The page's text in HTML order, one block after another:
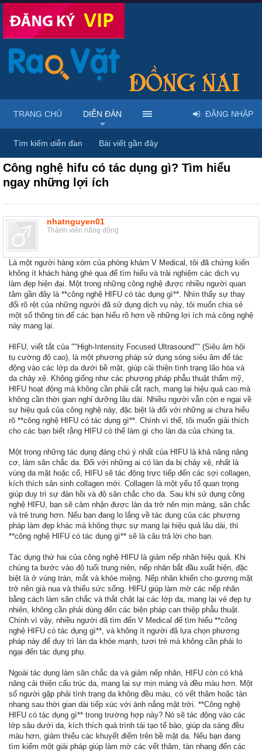
Diễn đàn ... Dược phẩm, y tế & sách báo
Công nghệ hifu có tác dụng gì? Tìm hiểu
ngay những lợi ích
nhatnguyen01
Thành viên năng động
Là một người hàng xóm của phòng khám V Medical, tôi đã chứng kiến
không ít khách hàng ghé qua để tìm hiểu và trải nghiệm các dịch vụ
làm đẹp hiện đại. Một trong những công nghệ được nhiều người quan
tâm gần đây là **công nghệ HIFU có tác dụng gì**. Nhìn thấy sự thay
đổi rõ rệt của những người đã sử dụng dịch vụ này, tôi muốn chia sẻ
một số thông tin để các bạn hiểu rõ hơn về những lợi ích mà công nghệ
này mang lại.
HIFU, viết tắt của ""High-Intensity Focused Ultrasound"" (Siêu âm hội
tụ cường độ cao), là một phương pháp sử dụng sóng siêu âm để tác
động vào các lớp da dưới bề mặt, giúp cải thiện tình trạng lão hóa và
da chảy xệ. Không giống như các phương pháp phẫu thuật thẩm mỹ,
HIFU hoạt động mà không cần phải cắt rạch, mang lại hiệu quả cao mà
không cần thời gian nghỉ dưỡng lâu dài. Nhiều người vẫn còn e ngại về
sự hiệu quả của công nghệ này, đặc biệt là đối với những ai chưa hiểu
rõ **công nghệ HIFU có tác dụng gì**. Chính vì thế, tôi muốn giải thích
cho các bạn biết rằng HIFU có thể làm gì cho làn da của chúng ta.
Một trong những tác dụng đáng chú ý nhất của HIFU là khả năng nâng
cơ, làm săn chắc da. Đối với những ai có làn da bị chảy xệ, nhất là
vùng da mặt hoặc cổ, HIFU sẽ tác động trực tiếp đến các sợi collagen,
kích thích sản sinh collagen mới. Collagen là một yếu tố quan trọng
giúp duy trì sự đàn hồi và độ săn chắc cho da. Sau khi sử dụng công
nghệ HIFU, bạn sẽ cảm nhận được làn da trở nên mịn màng, săn chắc
và trẻ trung hơn. Nếu bạn đang lo lắng về tác dụng của các phương
pháp làm đẹp khác mà không thực sự mang lại hiệu quả lâu dài, thì
**công nghệ HIFU có tác dụng gì** sẽ là câu trả lời cho bạn.
Tác dụng thứ hai của công nghệ HIFU là giảm nếp nhăn hiệu quả. Khi
chúng ta bước vào độ tuổi trung niên, nếp nhăn bắt đầu xuất hiện, đặc
biệt là ở vùng trán, mắt và khóe miệng. Nếp nhăn khiến cho gương mặt
trở nên già nua và thiếu sức sống. HIFU giúp làm mờ các nếp nhăn
bằng cách làm săn chắc và thắt chặt lại các lớp da, mang lại vẻ đẹp tự
nhiên, không cần phải dùng đến các biện pháp can thiệp phẫu thuật.
Chính vì vậy, nhiều người đã tìm đến V Medical để tìm hiểu **công
nghệ HIFU có tác dụng gì**, và không ít người đã lựa chọn phương
pháp này để duy trì làn da khỏe mạnh, tươi trẻ mà không cần phải lo
ngại đến tác dụng phụ.
Ngoài tác dụng làm săn chắc da và giảm nếp nhăn, HIFU còn có khả
năng cải thiện cấu trúc da, mang lại sự mịn màng và đều màu hơn. Một
số người gặp phải tình trạng da không đều màu, có vết thâm hoặc tàn
nhang sau thời gian dài tiếp xúc với ánh nắng mặt trời. **Công nghệ
HIFU có tác dụng gì** trong trường hợp này? Nó sẽ tác động vào các
lớp sâu dưới da, kích thích quá trình tái tạo tế bào, giúp da sáng đều
màu hơn, giảm thiểu các khuyết điểm trên bề mặt da. Nếu bạn đang
tìm kiếm một giải pháp giúp làm mờ các vết thâm, tàn nhang đến các
TRANG CHỦ DIỄN ĐÀN
Tìm kiếm diễn đàn Bài viết gần đây
ĐĂNG NHẬP